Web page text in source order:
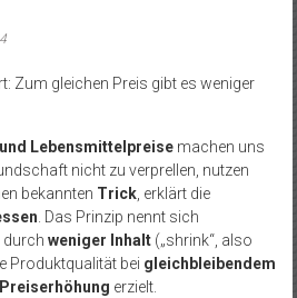
Zum gleichen Preis gibt es weniger
Lebensmittelpreisemachen uns
nicht zu verprellen, nutzen
bekannten Trick, erklärt die
. Das Prinzip nennt sich
weniger Inhalt(„shrink“, also
Produktqualität bei gleichbleibendem
erzielt.